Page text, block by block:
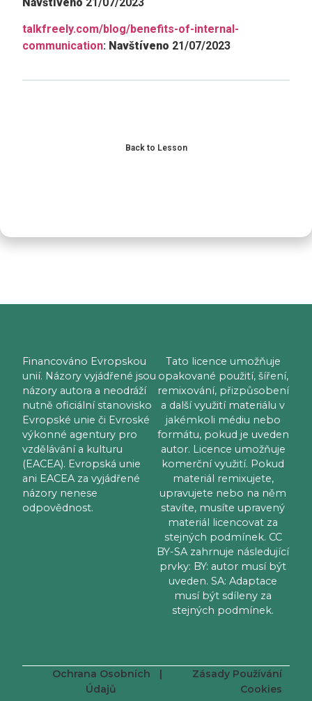
talkfreely.com/blog/benefits-of-internal-
communication: Navštíveno 21/07/2023
Back to Lesson
Financováno Evropskou
unií. Názory vyjádřené jsou
názory autora a neodráží
nutně oficiální stanovisko
Evropské unie či Evroské
výkonné agentury pro
vzdělávání a kulturu
(EACEA). Evropská unie
ani EACEA za vyjádřené
názory nenese
odpovědnost.
Tato licence umožňuje
opakované použití, šíření,
remixování, přizpůsobení
a další využití materiálu v
jakémkoli médiu nebo
formátu, pokud je uveden
autor. Licence umožňuje
komerční využití. Pokud
materiál remixujete,
upravujete nebo na něm
stavíte, musíte upravený
materiál licencovat za
stejných podmínek. CC
BY-SA zahrnuje následující
prvky: BY: autor musí být
uveden. SA: Adaptace
musí být sdíleny za
stejných podmínek.
Ochrana Osobních
Údajů
Zásady Používání
Cookies